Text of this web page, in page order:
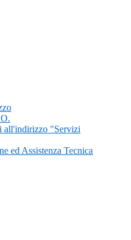
all'indirizzo "Servizi
ed Assistenza Tecnica